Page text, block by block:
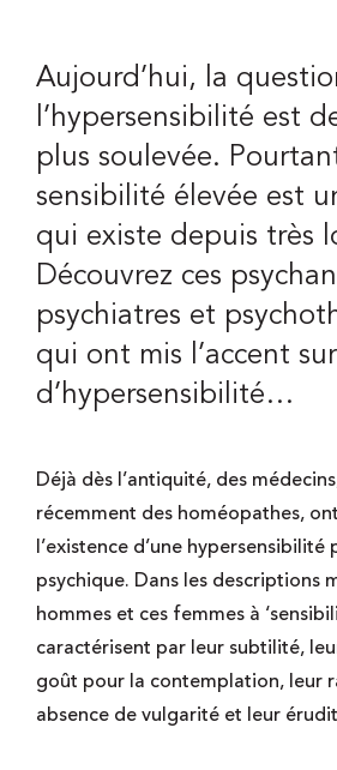
Aujourd’hui, la
l’hypersensibilité est
plus soulevée.
sensibilité élevée est
qui existe depuis très
Découvrez ces
psychiatres et
qui ont mis l’accent
d’hypersensibilité…
Déjà dès l’antiquité, des
récemment des homéopathes,
l’existence d’une hypersensibilité
psychique. Dans les descriptions
hommes et ces femmes à
caractérisent par leur subtilité,
goût pour la contemplation, leur
absence de vulgarité et leur